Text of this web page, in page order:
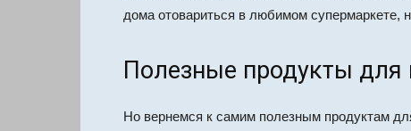
дома отовариться в любимом супермаркете,
Полезные продукты для
Но вернемся к самим полезным продуктам